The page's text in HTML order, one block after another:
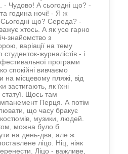
- Чудово! А сьогодні що? -
година ночі! - Я ж
Сьогодні що? Середа? -
хтось. А як усе гарно
знайомство з
варіації на тему
журналістів - і
програми
спокійні вивчаємо
на місцевому пляжі, від
застигають, як їхні
статуї. Щось там
Перця. А потім
що часу бракує
музики, людей.
можна було б
на день-два, але ж
ліцо. Ніц, ніяк
Ліцо - важливе,